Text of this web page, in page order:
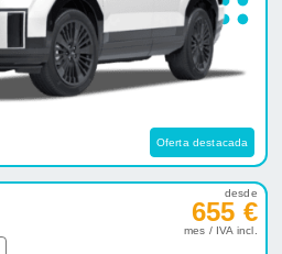
Oferta destacada
desde
655 €
mes / IVA incl.